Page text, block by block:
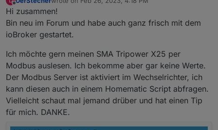
Hoffentlich passt das Dokument dann zur
verwendeten Firmware und hoffentlich hat SMA
da nicht noch nen Bug in der Software.
Ich habe aber auch das read.meaus dem ZIP nicht
gelesen. Eventuell steht da auch noch etwas drin
was einen Hinweis gibt.
last edited by
Hi zusammen!
Bin neu im Forum und habe auch ganz frisch mit dem
ioBroker gestartet.
Ich möchte gern meinen SMA Tripower X25 per
Modbus auslesen. Ich bekomme aber gar keine Werte.
Der Modbus Server ist aktiviert im Wechselrichter, ich
kann diesen auch in einem Homematic Script abfragen.
Vielleicht schaut mal jemand drüber und hat einen Tip
für mich. DANKE.